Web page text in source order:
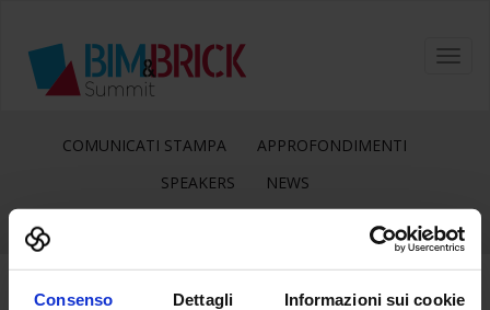
Consenso Dettagli Informazioni sui cookie
COMUNICATI STAMPA
APPROFONDIMENTI
SPEAKERS
NEWS